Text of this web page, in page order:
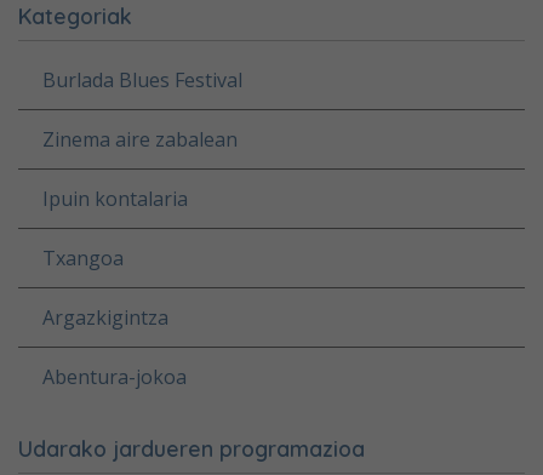
Kategoriak
Burlada Blues Festival
Zinema aire zabalean
Ipuin kontalaria
Txangoa
Argazkigintza
Abentura-jokoa
Udarako jardueren programazioa